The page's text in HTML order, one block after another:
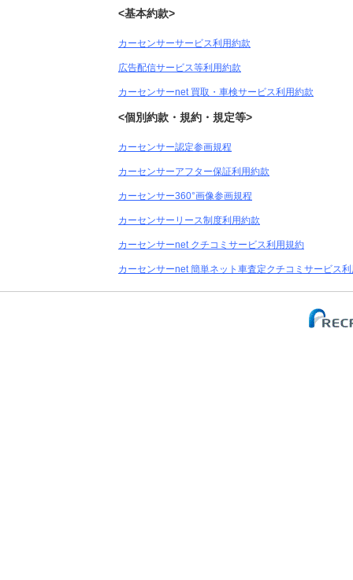
<基本約款>
カーセンサーサービス利用約款
広告配信サービス等利用約款
カーセンサーnet 買取・車検サービス利用約款
<個別約款・規約・規定等>
カーセンサー認定参画規程
カーセンサーアフター保証利用約款
カーセンサー360°画像参画規程
カーセンサーリース制度利用約款
カーセンサーnet クチコミサービス利用規約
カーセンサーnet 簡単ネット車査定クチコミサービス